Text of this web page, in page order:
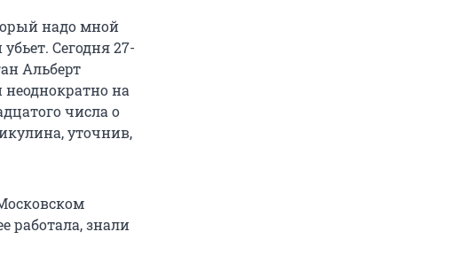
надо мной
Сегодня 27-
Альберт
на
числа о
уточнив,
работала, знали